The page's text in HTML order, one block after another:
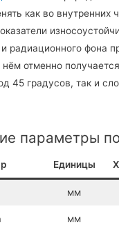
как во внутренних
радиационного фона
отменно
45 градусов, так и
параметры
Единицы
мм
мм